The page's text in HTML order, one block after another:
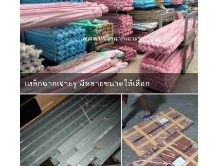
เหล็กฉากเจาะรู มีหลายขนาดให้เลือก